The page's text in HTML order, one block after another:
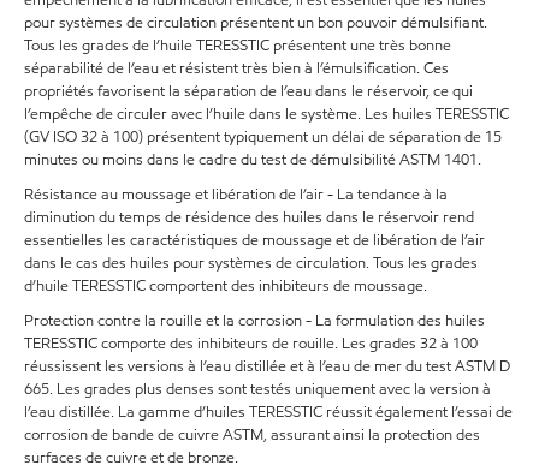
pour systèmes de circulation présentent un bon pouvoir démulsifiant.
Tous les grades de l’huile TERESSTIC présentent une très bonne
séparabilité de l’eau et résistent très bien à l’émulsification. Ces
propriétés favorisent la séparation de l’eau dans le réservoir, ce qui
l’empêche de circuler avec l’huile dans le système. Les huiles TERESSTIC
(GV ISO 32 à 100) présentent typiquement un délai de séparation de 15
minutes ou moins dans le cadre du test de démulsibilité ASTM 1401.
Résistance au moussage et libération de l’air - La tendance à la
diminution du temps de résidence des huiles dans le réservoir rend
essentielles les caractéristiques de moussage et de libération de l’air
dans le cas des huiles pour systèmes de circulation. Tous les grades
d’huile TERESSTIC comportent des inhibiteurs de moussage.
Protection contre la rouille et la corrosion - La formulation des huiles
TERESSTIC comporte des inhibiteurs de rouille. Les grades 32 à 100
réussissent les versions à l’eau distillée et à l’eau de mer du test ASTM D
665. Les grades plus denses sont testés uniquement avec la version à
l’eau distillée. La gamme d’huiles TERESSTIC réussit également l’essai de
corrosion de bande de cuivre ASTM, assurant ainsi la protection des
surfaces de cuivre et de bronze.